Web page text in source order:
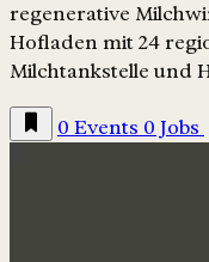
regenerative
Hofladen mit 24
Milchtankstelle und
0 Events 0 Jobs